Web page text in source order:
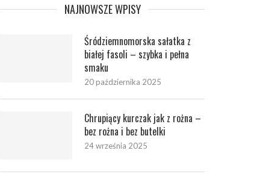
NAJNOWSZE WPISY
Śródziemnomorska sałatka z
białej fasoli – szybka i pełna
smaku
20 października 2025
Chrupiący kurczak jak z rożna –
bez rożna i bez butelki
24 września 2025